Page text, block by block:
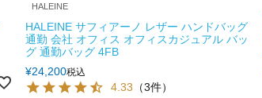
HALEINE
HALEINE サフィアーノ レザー ハンドバッグ
通勤 会社 オフィス オフィスカジュアル バッ
グ 通勤バッグ 4FB
¥24,200税込
4.33 （3件）